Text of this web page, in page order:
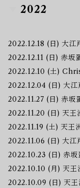
2022
2022.12.18 (日) 大江
2022.12.11 (日) 赤
2022.12.10 (土)
2022.12.04 (日) 大江
2022.11.27 (日) 赤
2022.11.20 (日) 天王
2022.11.19 (土) 天王
2022.11.06 (日) 大江
2022.10.23 (日) 赤
2022.10.10 (月) 天王
2022.10.09 (日) 天王